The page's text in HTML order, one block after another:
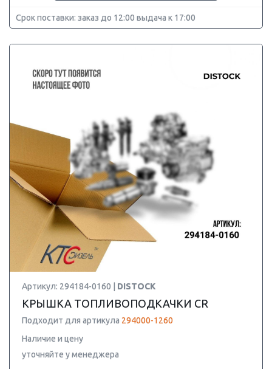
Срок поставки: заказ до 12:00 выдача к 17:00
Артикул: 294184-0160 | DISTOCK
КРЫШКА ТОПЛИВОПОДКАЧКИ CR
Подходит для артикула 294000-1260
Наличие и цену
уточняйте у менеджера